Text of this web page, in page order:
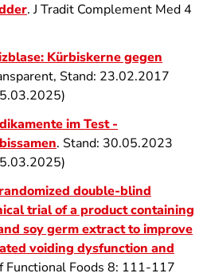
. J Tradit Complement Med 4
Kürbiskerne gegen
Stand: 23.02.2017
im Test -
. Stand: 30.05.2023
double-blind
trial of a product containing
soy germ extract to improve
voiding dysfunction and
Functional Foods 8: 111-117